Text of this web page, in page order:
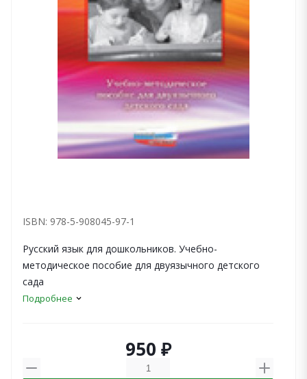
ISBN: 978-5-908045-97-1
Русский язык для дошкольников. Учебно-
методическое пособие для двуязычного детского
сада
Подробнее
950 ₽